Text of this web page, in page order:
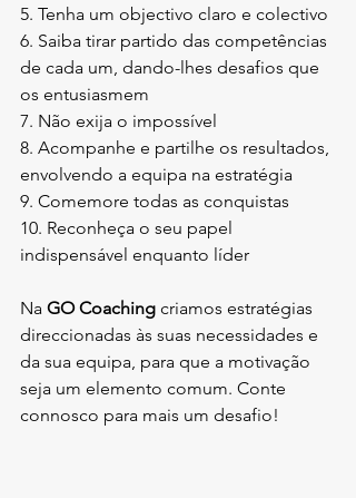
5. Tenha um objectivo claro e colectivo
6. Saiba tirar partido das competências
de cada um, dando-lhes desafios que
os entusiasmem
7. Não exija o impossível
8. Acompanhe e partilhe os resultados,
envolvendo a equipa na estratégia
9. Comemore todas as conquistas
10. Reconheça o seu papel
indispensável enquanto líder
Na GO Coaching criamos estratégias
direccionadas às suas necessidades e
da sua equipa, para que a motivação
seja um elemento comum. Conte
connosco para mais um desafio!